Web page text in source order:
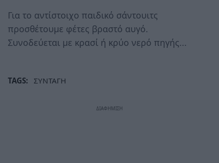
Για το αντίστοιχο παιδικό σάντουιτς
προσθέτουμε φέτες βραστό αυγό.
Συνοδεύεται με κρασί ή κρύο νερό πηγής...
TAGS: ΣΥΝΤΑΓΗ